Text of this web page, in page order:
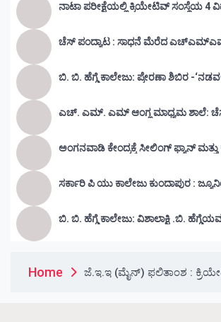
ನಾಟಾ ಪರೀಕ್ಷೆಯಲ್ಲಿ ಕ್ರಿಯೇಟಿವ್ ಸಂಸ್ಥೆಯ 4
ಚೆಸ್ ಪಂದ್ಯಾಟ :
ಬಿ. ಬಿ. ಹೆಗ್ಡೆ ಕಾಲೇಜು: ಪ್ರೇರಣಾ ಶಿಬಿರ -
ಎಚ್. ಎಮ್. ಎಮ್ ಆಂಗ್ಲ ಮಾಧ್ಯಮ ಶಾಲೆ: ಚೆಸ್
ಅಂಗನವಾಡಿ ಕೇಂದ್ರಕ್ಕೆ ಸೀಲಿಂಗ್ ಫ್ಯಾನ್
ಸರ್ಕಾರಿ ಪಿ ಯು ಕಾಲೇಜು ಕುಂದಾಪುರ :
ಬಿ. ಬಿ. ಹೆಗ್ಡೆ ಕಾಲೇಜು: ವಿಶಾಲಾಕ್ಷಿ .ಬಿ.
Home ಜೆ.ಇ.ಇ (ಮೈನ್) ಫಲಿತಾಂಶ :